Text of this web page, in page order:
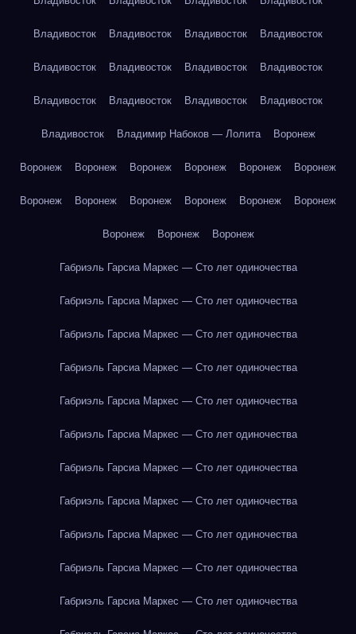
Владивосток Владивосток Владивосток Владивосток
Владивосток Владивосток Владивосток Владивосток
Владивосток Владивосток Владивосток Владивосток
Владивосток Владимир Набоков — Лолита Воронеж
Воронеж Воронеж Воронеж Воронеж Воронеж Воронеж
Воронеж Воронеж Воронеж Воронеж Воронеж Воронеж
Воронеж Воронеж Воронеж
Габриэль Гарсиа Маркес — Сто лет одиночества
Габриэль Гарсиа Маркес — Сто лет одиночества
Габриэль Гарсиа Маркес — Сто лет одиночества
Габриэль Гарсиа Маркес — Сто лет одиночества
Габриэль Гарсиа Маркес — Сто лет одиночества
Габриэль Гарсиа Маркес — Сто лет одиночества
Габриэль Гарсиа Маркес — Сто лет одиночества
Габриэль Гарсиа Маркес — Сто лет одиночества
Габриэль Гарсиа Маркес — Сто лет одиночества
Габриэль Гарсиа Маркес — Сто лет одиночества
Габриэль Гарсиа Маркес — Сто лет одиночества